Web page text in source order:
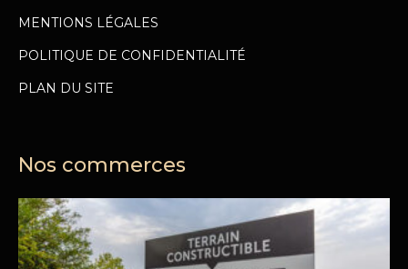
MENTIONS LÉGALES
POLITIQUE DE CONFIDENTIALITÉ
PLAN DU SITE
Nos commerces